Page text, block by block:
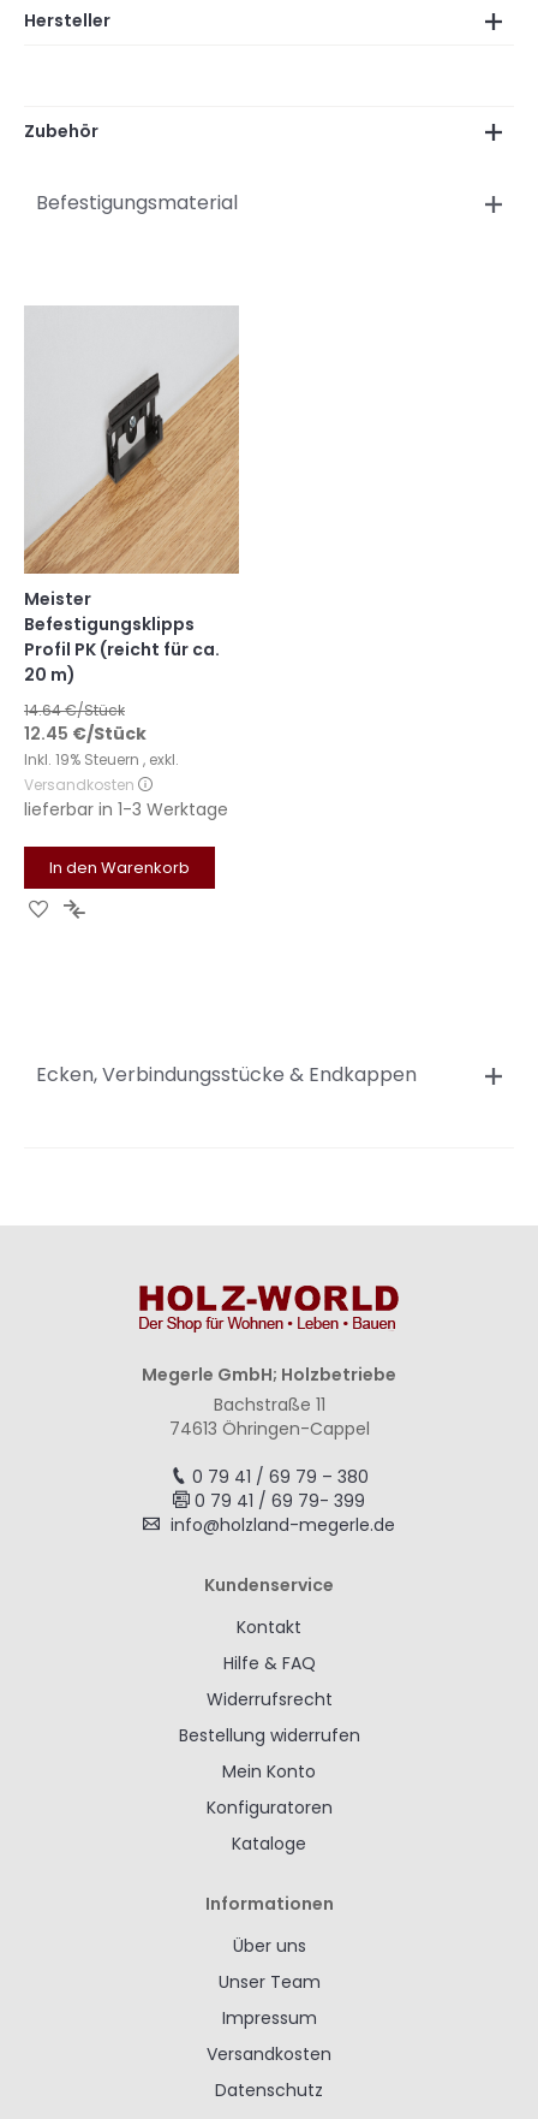
Hersteller
Zubehör
Befestigungsmaterial
Meister
Befestigungsklipps
Profil PK (reicht für ca.
20 m)
14.64€/Stück
12.45 €/Stück
Inkl. 19% Steuern , exkl.
Versandkosten
lieferbar in 1-3 Werktage
In den Warenkorb
Zur Zur
Ecken, Verbindungsstücke & Endkappen
Megerle GmbH; Holzbetriebe
Bachstraße 11
74613 Öhringen-Cappel
0 79 41 / 69 79 – 380
0 79 41 / 69 79- 399
info@holzland-megerle.de
Kundenservice
Kontakt
Hilfe & FAQ
Widerrufsrecht
Bestellung widerrufen
Mein Konto
Konfiguratoren
Kataloge
Informationen
Über uns
Unser Team
Impressum
Versandkosten
Datenschutz